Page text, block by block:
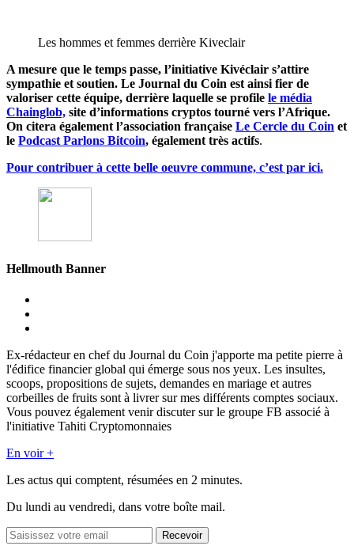
Les hommes et femmes derrière Kiveclair
A mesure que le temps passe, l’initiative Kivéclair s’attire
sympathie et soutien. Le Journal du Coin est ainsi fier de
valoriser cette équipe, derrière laquelle se profile le média
Chainglob, site d’informations cryptos tourné vers l’Afrique.
On citera également l’association française Le Cercle du Coin et
le Podcast Parlons Bitcoin, également très actifs.
Pour contribuer à cette belle oeuvre commune, c’est par ici.
Hellmouth Banner
Ex-rédacteur en chef du Journal du Coin j'apporte ma petite pierre à
l'édifice financier global qui émerge sous nos yeux. Les insultes,
scoops, propositions de sujets, demandes en mariage et autres
corbeilles de fruits sont à livrer sur mes différents comptes sociaux.
Vous pouvez également venir discuter sur le groupe FB associé à
l'initiative Tahiti Cryptomonnaies
En voir +
Les actus qui comptent, résumées en 2 minutes.
Du lundi au vendredi, dans votre boîte mail.
Recevoir